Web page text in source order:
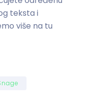
teksta i
više na tu